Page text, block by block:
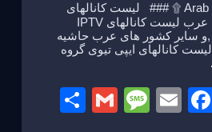
### ۩ Arab countries TV ۩ ### لیست کانالهای
ایپی تیوی کشور های عرب لیست کانالهای IPTV
,و سایر کشور های عرب حاشیه
کانالهای ایپی تیوی گروه
X
F
E
M
G